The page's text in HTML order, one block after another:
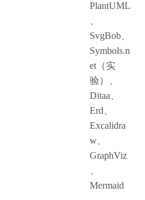
PlantUML
SvgBob、
Symbols.n
et（实
验）、
Ditaa、
Erd、
Excalidra
w、
GraphViz
Mermaid